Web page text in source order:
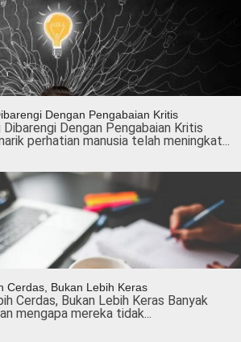
Dengan Pengabaian Kritis
Dengan Pengabaian Kritis
perhatian manusia telah meningkat...
Cerdas, Bukan Lebih Keras
Cerdas, Bukan Lebih Keras Banyak
mengapa mereka tidak...